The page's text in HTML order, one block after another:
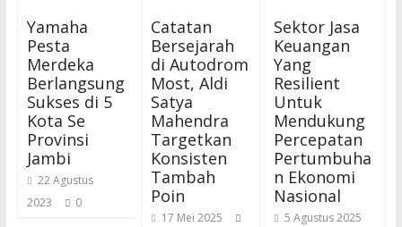
Yamaha
Pesta
Merdeka
Berlangsung
Sukses di 5
Kota Se
Provinsi
Jambi
22 Agustus
2023
0
Catatan
Bersejarah
di Autodrom
Most, Aldi
Satya
Mahendra
Targetkan
Konsisten
Tambah
Poin
17 Mei 2025
Sektor Jasa
Keuangan
Yang
Resilient
Untuk
Mendukung
Percepatan
Pertumbuha
n Ekonomi
Nasional
5 Agustus 2025